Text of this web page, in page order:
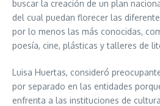
buscar la creación de un plan
del cual puedan florecer las
por lo menos las más conocidas,
poesía, cine, plásticas y talleres de
Luisa Huertas, consideró
por separado en las entidades
enfrenta a las instituciones de